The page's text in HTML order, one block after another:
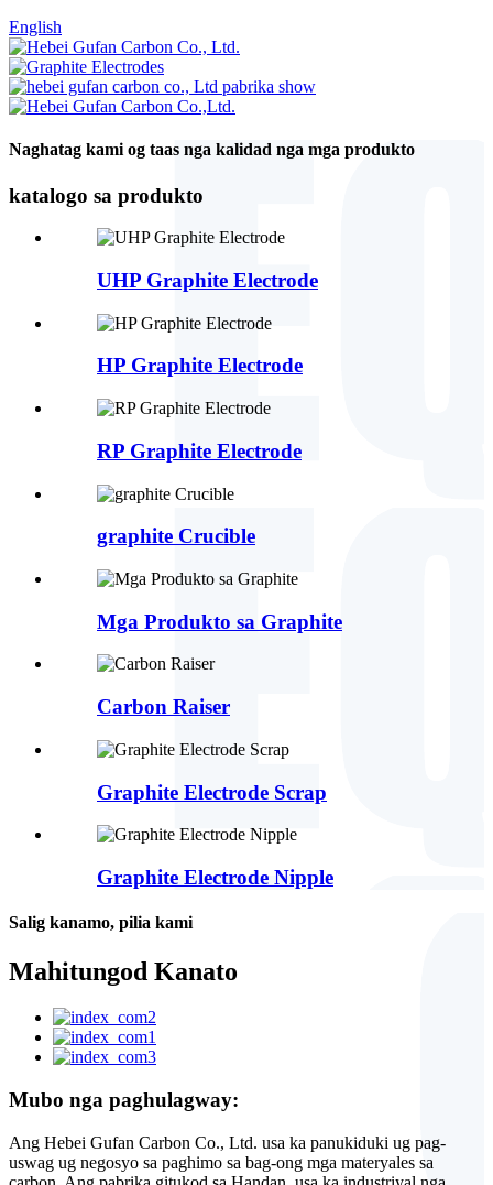
English
Naghatag kami og taas nga kalidad nga mga produkto
katalogo sa produkto
UHP Graphite Electrode
HP Graphite Electrode
RP Graphite Electrode
graphite Crucible
Mga Produkto sa Graphite
Carbon Raiser
Graphite Electrode Scrap
Graphite Electrode Nipple
Salig kanamo, pilia kami
Mahitungod Kanato
Mubo nga paghulagway:
Ang Hebei Gufan Carbon Co., Ltd. usa ka panukiduki ug pag-
uswag ug negosyo sa paghimo sa bag-ong mga materyales sa